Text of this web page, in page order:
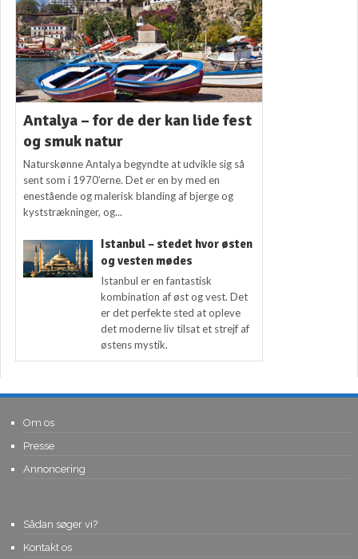
Antalya – for de der kan lide fest
og smuk natur
Naturskønne Antalya begyndte at udvikle sig så
sent som i 1970’erne. Det er en by med en
enestående og malerisk blanding af bjerge og
kyststrækninger, og...
Istanbul – stedet hvor østen
og vesten mødes
Istanbul er en fantastisk
kombination af øst og vest. Det
er det perfekte sted at opleve
det moderne liv tilsat et strejf af
østens mystik.
Om os
Presse
Annoncering
Sådan søger vi?
Kontakt os